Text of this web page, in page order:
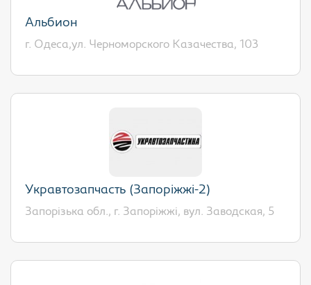
Альбион
г. Одеса,ул. Черноморского Казачества, 103
Укравтозапчасть (Запоріжжі-2)
Запорізька обл., г. Запоріжжі, вул. Заводская, 5